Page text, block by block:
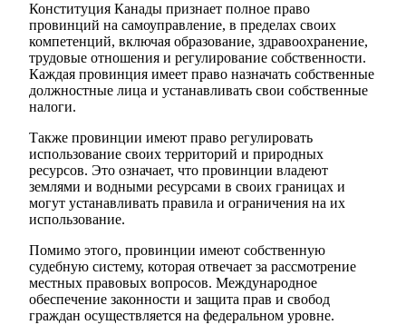
Конституция Канады признает полное право
провинций на самоуправление, в пределах своих
компетенций, включая образование, здравоохранение,
трудовые отношения и регулирование собственности.
Каждая провинция имеет право назначать собственные
должностные лица и устанавливать свои собственные
налоги.
Также провинции имеют право регулировать
использование своих территорий и природных
ресурсов. Это означает, что провинции владеют
землями и водными ресурсами в своих границах и
могут устанавливать правила и ограничения на их
использование.
Помимо этого, провинции имеют собственную
судебную систему, которая отвечает за рассмотрение
местных правовых вопросов. Международное
обеспечение законности и защита прав и свобод
граждан осуществляется на федеральном уровне.